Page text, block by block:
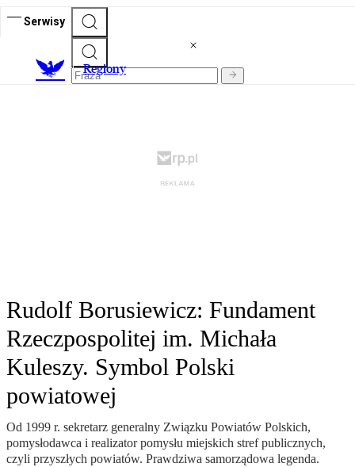
Serwisy
Regiony
Rudolf Borusiewicz: Fundament
Rzeczpospolitej im. Michała
Kuleszy. Symbol Polski
powiatowej
Od 1999 r. sekretarz generalny Związku Powiatów Polskich,
pomysłodawca i realizator pomysłu miejskich stref publicznych,
czyli przyszłych powiatów. Prawdziwa samorządowa legenda.